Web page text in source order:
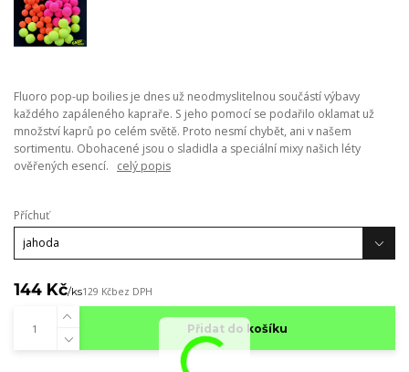
Fluoro pop-up boilies je dnes už neodmyslitelnou součástí výbavy
každého zapáleného kapraře. S jeho pomocí se podařilo oklamat už
množství kaprů po celém světě. Proto nesmí chybět, ani v našem
sortimentu. Obohacené jsou o sladidla a speciální mixy našich léty
ověřených esencí. celý popis
Příchuť
144 Kč/ks129 Kčbez DPH
Přidat do košíku